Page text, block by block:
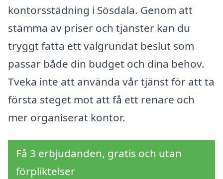
kontorsstädning i Sösdala. Genom att
stämma av priser och tjänster kan du
tryggt fatta ett välgrundat beslut som
passar både din budget och dina behov.
Tveka inte att använda vår tjänst för att ta
första steget mot att få ett renare och
mer organiserat kontor.
Få 3 erbjudanden, gratis och utan
förpliktelser